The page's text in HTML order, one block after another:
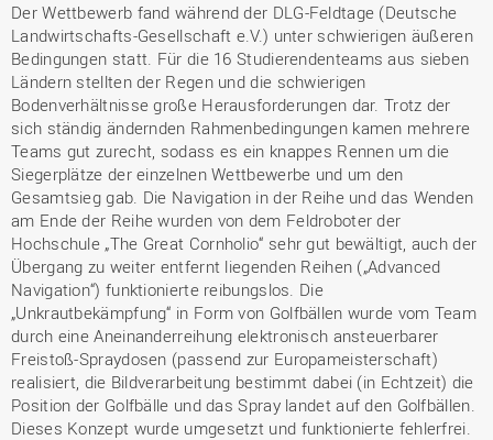
Der Wettbewerb fand während der DLG-Feldtage (Deutsche
Landwirtschafts-Gesellschaft e.V.) unter schwierigen äußeren
Bedingungen statt. Für die 16 Studierendenteams aus sieben
Ländern stellten der Regen und die schwierigen
Bodenverhältnisse große Herausforderungen dar. Trotz der
sich ständig ändernden Rahmenbedingungen kamen mehrere
Teams gut zurecht, sodass es ein knappes Rennen um die
Siegerplätze der einzelnen Wettbewerbe und um den
Gesamtsieg gab. Die Navigation in der Reihe und das Wenden
am Ende der Reihe wurden von dem Feldroboter der
Hochschule „The Great Cornholio“ sehr gut bewältigt, auch der
Übergang zu weiter entfernt liegenden Reihen („Advanced
Navigation“) funktionierte reibungslos. Die
„Unkrautbekämpfung“ in Form von Golfbällen wurde vom Team
durch eine Aneinanderreihung elektronisch ansteuerbarer
Freistoß-Spraydosen (passend zur Europameisterschaft)
realisiert, die Bildverarbeitung bestimmt dabei (in Echtzeit) die
Position der Golfbälle und das Spray landet auf den Golfbällen.
Dieses Konzept wurde umgesetzt und funktionierte fehlerfrei.